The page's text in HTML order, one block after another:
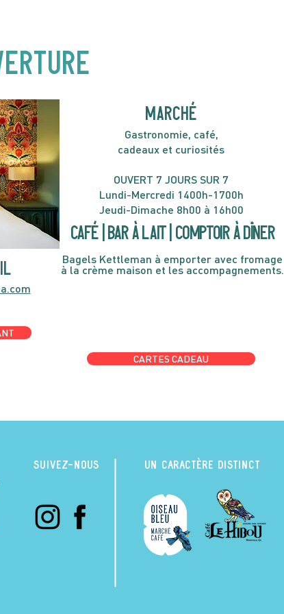
MARCHÉ
Gastronomie, café,
cadeaux et curiosités
OUVERT 7 JOURS SUR 7
Lundi-Mercredi 1400h-1700h
Jeudi-Dimache 8h00 à 16h00
café | Bar à lait | Comptoir à dîner
Bagels Kettleman à emporter avec fromage
à la crème maison et les accompagnements.
CARTES CADEAU
suivez-nous UN CARACTÈRE DISTINCT